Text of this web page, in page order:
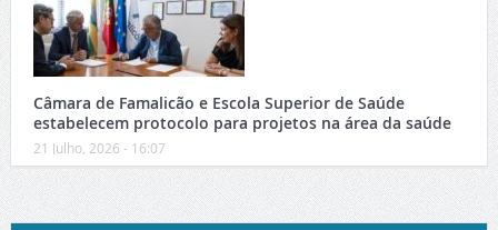
Câmara de Famalicão e Escola Superior de Saúde
estabelecem protocolo para projetos na área da saúde
21 Julho, 2026 - 16:07